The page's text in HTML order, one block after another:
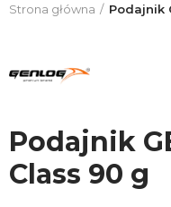
Strona główna Podajnik
Podajnik
Class 90 g